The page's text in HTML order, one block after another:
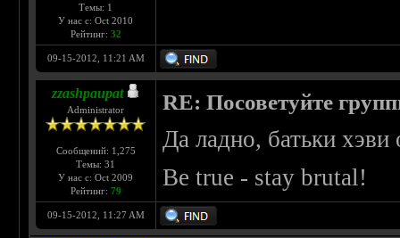
Темы: 1
У нас с: Oct 2010
Рейтинг: 32
09-15-2012, 11:21 AM
zzashpaupat
Administrator
Сообщений: 1,275
Темы: 31
У нас с: Oct 2009
Рейтинг: 79
RE: Посоветуйте
Да ладно, батьки
Be true - stay brutal!
09-15-2012, 11:27 AM